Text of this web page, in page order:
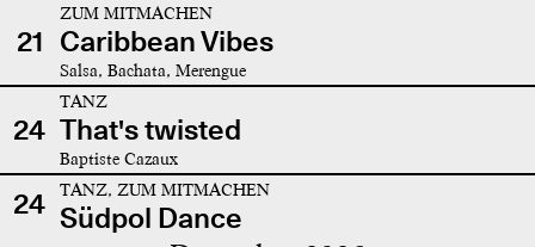
21
ZUM MITMACHEN
Caribbean Vibes
Salsa, Bachata, Merengue
24
TANZ
That's twisted
Baptiste Cazaux
24 TANZ, ZUM MITMACHEN
Südpol Dance